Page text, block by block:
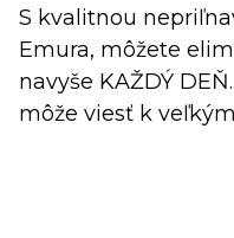
S kvalitnou
Emura, môžete
navyše KAŽDÝ
môže viesť k